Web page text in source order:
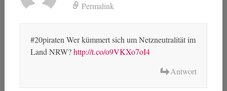
Permalink
#20piraten Wer kümmert sich um Netzneutralität im
Land NRW?http://t.co/o9VKXo7oI4
Antwort